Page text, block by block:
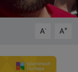
A- A+